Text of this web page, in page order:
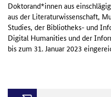
Doktorand*innen aus
aus der Literaturwissenschaft,
Studies, der Bibliotheks- und
Digital Humanities und der
bis zum 31. Januar 2023